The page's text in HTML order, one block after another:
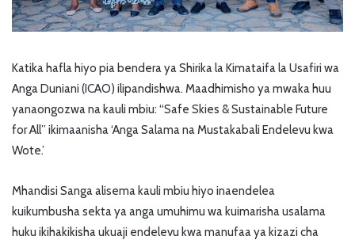
Katika hafla hiyo pia bendera ya Shirika la Kimataifa la Usafiri wa
Anga Duniani (ICAO) ilipandishwa. Maadhimisho ya mwaka huu
yanaongozwa na kauli mbiu: “Safe Skies & Sustainable Future
for All” ikimaanisha ‘Anga Salama na Mustakabali Endelevu kwa
Wote.’
Mhandisi Sanga alisema kauli mbiu hiyo inaendelea
kuikumbusha sekta ya anga umuhimu wa kuimarisha usalama
huku ikihakikisha ukuaji endelevu kwa manufaa ya kizazi cha